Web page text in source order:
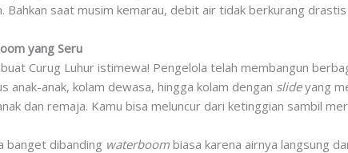
Bahkan saat musim kemarau, debit air tidak berkurang
yang Seru
Curug Luhur istimewa! Pengelola telah membangun
anak-anak, kolam dewasa, hingga kolam dengan slideyang
dan remaja. Kamu bisa meluncur dari ketinggian sambil
banget dibanding waterboom biasa karena airnya langsung